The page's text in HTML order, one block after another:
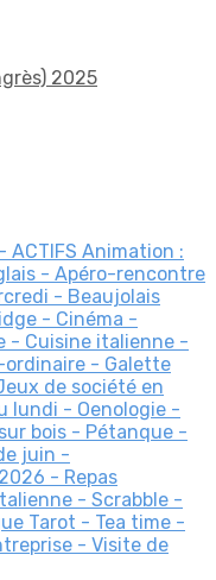
2025
- ACTIFS Animation :
- Apéro-rencontre
- Beaujolais
- Cinéma -
- Cuisine italienne -
- Galette
de société en
lundi - Oenologie -
bois - Pétanque -
juin -
- Repas
- Scrabble -
Tarot - Tea time -
- Visite de